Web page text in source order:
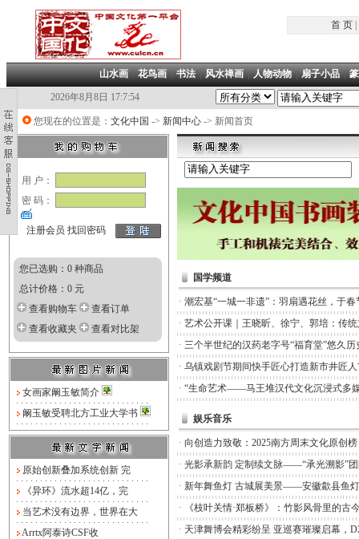
首 页|
山水画|花鸟画|书法|风水禅画|人物动物|扇子小品|
2026年8月8日 17:7:54
您现在的位置是： 文化中国 -> 新闻中心 -> 新闻首页
用 户：
密 码：
注册会员 找回密码
您已选购：0 种商品
总计价格：0 元
查看购物车
查看订单
查看收藏夹
查看对比架
女画家阚玉敏简介
阚玉敏受聘北方工业大学书
原始创新叠加系统创新 完
《异环》流水超14亿，完
当艺术没有边界，世界在大
Arrtx阿泰诗CSF收
国学频道
· 潮宏基“一城一非遗”：羽扇遇花丝，于
· 艺术公开课｜王晓昕、徐宁、郭培：传
· 三个半世纪的汉药老字号“福育堂”悠久历
· 乌镇戏剧节期间快手匠心打造新市井匠
· “生命艺术——马王堆汉代文化沉浸式多
娱乐音乐
· 向创造力致敬：2025南方周末文化原创
· 光影承新韵 定制续文脉——“承光溯影”
· 新年舞鱼灯 古城展美景——安徽歙县鱼
·
《枝叶关情·郑板桥》：竹影风骨里的古
· 天津舞博会精彩纷呈 亚巡赛璀璨启幕，